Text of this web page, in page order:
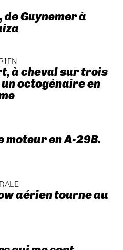
de Guynemer à
à cheval sur trois
octogénaire en
moteur en A-29B.
aérien tourne au